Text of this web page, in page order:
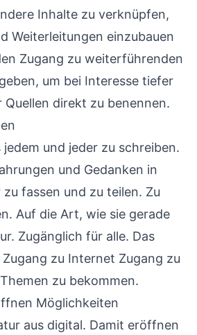
Inhalte zu verknüpfen,
Weiterleitungen einzubauen
Zugang zu weiterführenden
um bei Interesse tiefer
Quellen direkt zu benennen.
jedem und jeder zu schreiben.
und Gedanken in
fassen und zu teilen. Zu
Auf die Art, wie sie gerade
Zugänglich für alle. Das
zu Internet Zugang zu
zu bekommen.
Möglichkeiten
aus digital. Damit eröffnen